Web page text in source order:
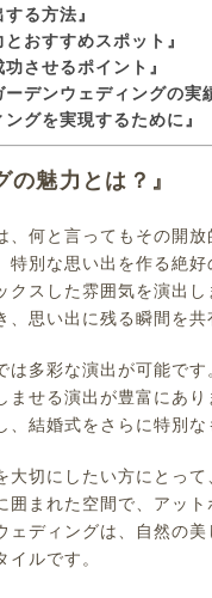
る方法』
おすすめスポット』
させるポイント』
デンウェディングの実
グを実現するために』
の魅力とは？』
、何と言ってもその開
特別な思い出を作る絶
クスした雰囲気を演出
思い出に残る瞬間を共
は多彩な演出が可能で
ませる演出が豊富にあ
結婚式をさらに特別な
大切にしたい方にとっ
囲まれた空間で、アッ
ディングは、自然の美
ルです。